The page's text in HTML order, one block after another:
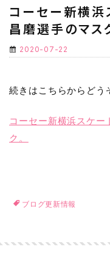
コーセー新横浜
昌磨選手のマス
2020-07-22
続きはこちらからどう
コーセー新横浜スケー
ク。
ブログ更新情報